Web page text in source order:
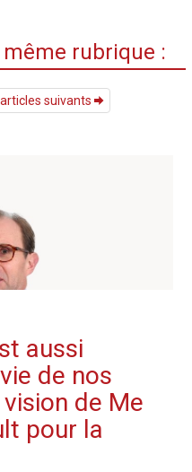
rubrique :
articles suivants
aussi
de nos
de Me
pour la